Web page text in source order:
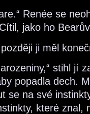
Renée se
jako ho
ji měl
stihl jí
popadla dech.
se na své
které znal,